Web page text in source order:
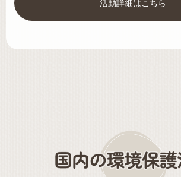
活動詳細はこちら